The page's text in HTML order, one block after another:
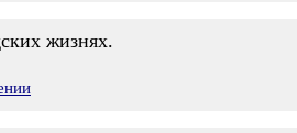
жизнях.